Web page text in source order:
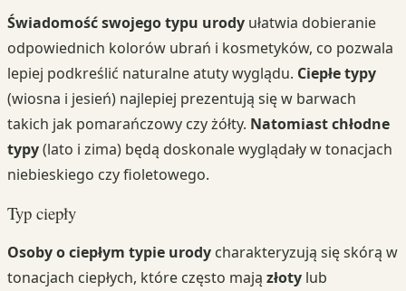
Świadomość swojego typu urody ułatwia dobieranie
odpowiednich kolorów ubrań i kosmetyków, co pozwala
lepiej podkreślić naturalne atuty wyglądu. Ciepłe typy
(wiosna i jesień) najlepiej prezentują się w barwach
takich jak pomarańczowy czy żółty. Natomiast chłodne
typy(lato i zima) będą doskonale wyglądały w tonacjach
niebieskiego czy fioletowego.
Typ ciepły
Osoby o ciepłym typie urody charakteryzują się skórą w
tonacjach ciepłych, które często mają złoty lub